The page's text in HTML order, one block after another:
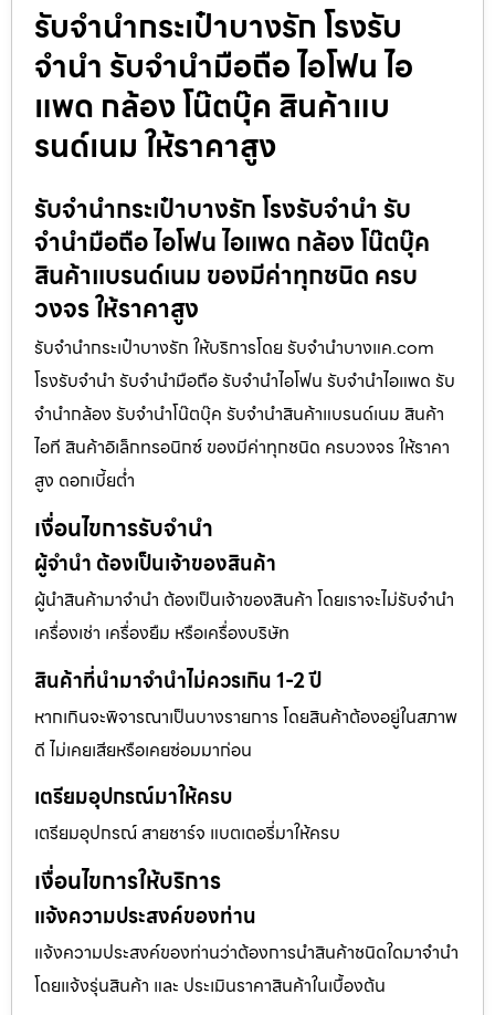
รับจำนำกระเป๋าบางรัก โรงรับ
จำนำ รับจำนำมือถือ ไอโฟน ไอ
แพด กล้อง โน๊ตบุ๊ค สินค้าแบ
รนด์เนม ให้ราคาสูง
รับจำนำกระเป๋าบางรัก โรงรับจำนำ รับ
จำนำมือถือ ไอโฟน ไอแพด กล้อง โน๊ตบุ๊ค
สินค้าแบรนด์เนม ของมีค่าทุกชนิด ครบ
วงจร ให้ราคาสูง
รับจำนำกระเป๋าบางรัก ให้บริการโดย รับจํานําบางแค.com
โรงรับจำนำ รับจำนำมือถือ รับจำนำไอโฟน รับจำนำไอแพด รับ
จำนำกล้อง รับจำนำโน๊ตบุ๊ค รับจำนำสินค้าแบรนด์เนม สินค้า
ไอที สินค้าอิเล็กทรอนิกซ์ ของมีค่าทุกชนิด ครบวงจร ให้ราคา
สูง ดอกเบี้ยต่ำ
เงื่อนไขการรับจำนำ
ผู้จำนำ ต้องเป็นเจ้าของสินค้า
ผู้นำสินค้ามาจำนำ ต้องเป็นเจ้าของสินค้า โดยเราจะไม่รับจำนำ
เครื่องเช่า เครื่องยืม หรือเครื่องบริษัท
สินค้าที่นำมาจำนำไม่ควรเกิน 1-2 ปี
หากเกินจะพิจารณาเป็นบางรายการ โดยสินค้าต้องอยู่ในสภาพ
ดี ไม่เคยเสียหรือเคยซ่อมมาก่อน
เตรียมอุปกรณ์มาให้ครบ
เตรียมอุปกรณ์ สายชาร์จ แบตเตอรี่มาให้ครบ
เงื่อนไขการให้บริการ
แจ้งความประสงค์ของท่าน
แจ้งความประสงค์ของท่านว่าต้องการนำสินค้าชนิดใดมาจำนำ
โดยแจ้งรุ่นสินค้า และ ประเมินราคาสินค้าในเบื้องต้น